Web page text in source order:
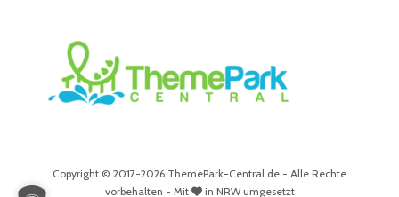
Copyright © 2017-2026 ThemePark-Central.de - Alle Rechte
vorbehalten - Mit
in NRW umgesetzt